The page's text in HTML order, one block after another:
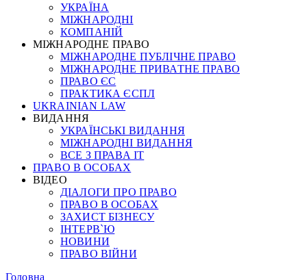
УКРАЇНА
МІЖНАРОДНІ
КОМПАНІЙ
МІЖНАРОДНЕ ПРАВО
МІЖНАРОДНЕ ПУБЛІЧНЕ ПРАВО
МІЖНАРОДНЕ ПРИВАТНЕ ПРАВО
ПРАВО ЄС
ПРАКТИКА ЄСПЛ
UKRAINIAN LAW
ВИДАННЯ
УКРАЇНСЬКІ ВИДАННЯ
МІЖНАРОДНІ ВИДАННЯ
ВСЕ З ПРАВА ІТ
ПРАВО В ОСОБАХ
ВІДЕО
ДІАЛОГИ ПРО ПРАВО
ПРАВО В ОСОБАХ
ЗАХИСТ БІЗНЕСУ
ІНТЕРВ`Ю
НОВИНИ
ПРАВО ВІЙНИ
Головна